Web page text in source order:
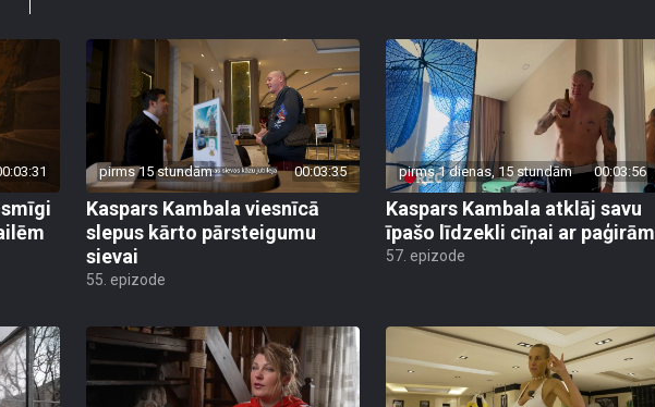
pirms 15 stundām 00:03:35
Kaspars Kambala viesnīcā
slepus kārto pārsteigumu
sievai
55. epizode
pirms 1 dienas, 15 stundām 00:03:56
Kaspars Kambala atklāj savu
īpašo līdzekli cīņai ar paģirām
57. epizode